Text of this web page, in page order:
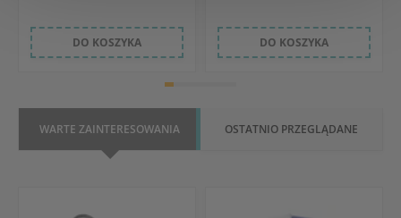
DO KOSZYKA DO KOSZYKA
WARTE ZAINTERESOWANIA OSTATNIO PRZEGLĄDANE